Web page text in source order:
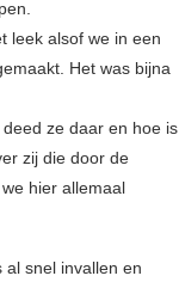
leek alsof we in een
Het was bijna
ze daar en hoe is
zij die door de
hier allemaal
snel invallen en